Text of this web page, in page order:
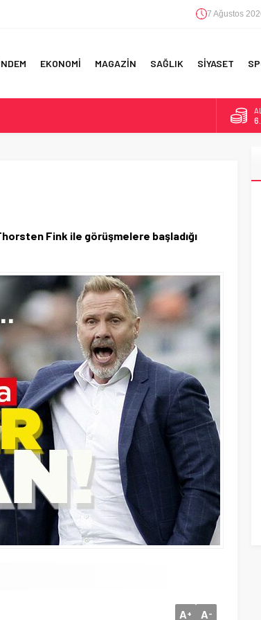
7 Ağustos
EKONOMİ MAGAZİN SAĞLIK SİYASET
HATALAR
Fink ile görüşmelere başladığı
A+ A-